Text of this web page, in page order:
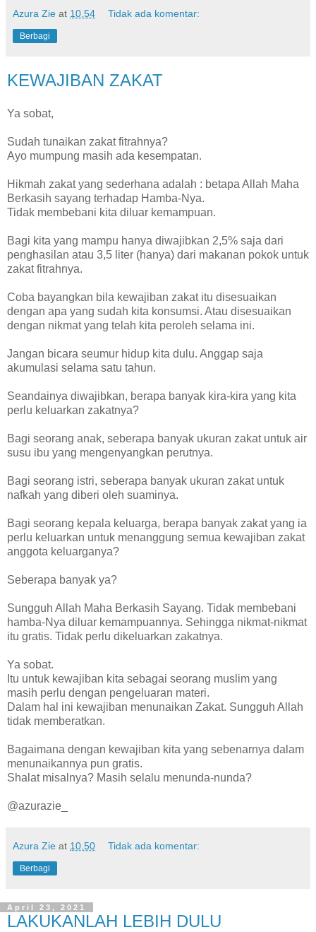
Azura Zie at 10.54 Tidak ada komentar:
Berbagi
KEWAJIBAN ZAKAT
Ya sobat,
Sudah tunaikan zakat fitrahnya?
Ayo mumpung masih ada kesempatan.
Hikmah zakat yang sederhana adalah : betapa Allah Maha
Berkasih sayang terhadap Hamba-Nya.
Tidak membebani kita diluar kemampuan.
Bagi kita yang mampu hanya diwajibkan 2,5% saja dari
penghasilan atau 3,5 liter (hanya) dari makanan pokok untuk
zakat fitrahnya.
Coba bayangkan bila kewajiban zakat itu disesuaikan
dengan apa yang sudah kita konsumsi. Atau disesuaikan
dengan nikmat yang telah kita peroleh selama ini.
Jangan bicara seumur hidup kita dulu. Anggap saja
akumulasi selama satu tahun.
Seandainya diwajibkan, berapa banyak kira-kira yang kita
perlu keluarkan zakatnya?
Bagi seorang anak, seberapa banyak ukuran zakat untuk air
susu ibu yang mengenyangkan perutnya.
Bagi seorang istri, seberapa banyak ukuran zakat untuk
nafkah yang diberi oleh suaminya.
Bagi seorang kepala keluarga, berapa banyak zakat yang ia
perlu keluarkan untuk menanggung semua kewajiban zakat
anggota keluarganya?
Seberapa banyak ya?
Sungguh Allah Maha Berkasih Sayang. Tidak membebani
hamba-Nya diluar kemampuannya. Sehingga nikmat-nikmat
itu gratis. Tidak perlu dikeluarkan zakatnya.
Ya sobat.
Itu untuk kewajiban kita sebagai seorang muslim yang
masih perlu dengan pengeluaran materi.
Dalam hal ini kewajiban menunaikan Zakat. Sungguh Allah
tidak memberatkan.
Bagaimana dengan kewajiban kita yang sebenarnya dalam
menunaikannya pun gratis.
Shalat misalnya? Masih selalu menunda-nunda?
@azurazie_
Azura Zie at 10.50 Tidak ada komentar:
Berbagi
April 23, 2021
LAKUKANLAH LEBIH DULU